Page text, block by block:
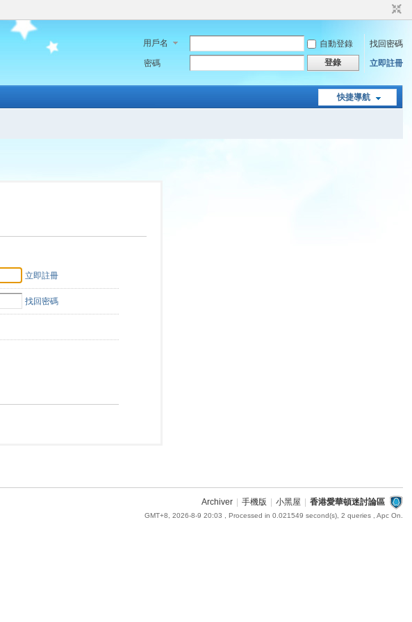
用戶名 自動登錄
找回密碼
密碼
登錄 立即註冊
快捷導航
立即註冊
找回密碼
Archiver 手機版 小黑屋 香港愛華頓迷討論區
GMT+8, 2026-8-9 20:03 , Processed in 0.021549 second(s), 2 queries , Apc On.